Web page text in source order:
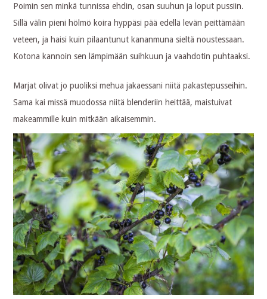
Poimin sen minkä tunnissa ehdin, osan suuhun ja loput pussiin.
Sillä välin pieni hölmö koira hyppäsi pää edellä levän peittämään
veteen, ja haisi kuin pilaantunut kananmuna sieltä noustessaan.
Kotona kannoin sen lämpimään suihkuun ja vaahdotin puhtaaksi.
Marjat olivat jo puoliksi mehua jakaessani niitä pakastepusseihin.
Sama kai missä muodossa niitä blenderiin heittää, maistuivat
makeammille kuin mitkään aikaisemmin.